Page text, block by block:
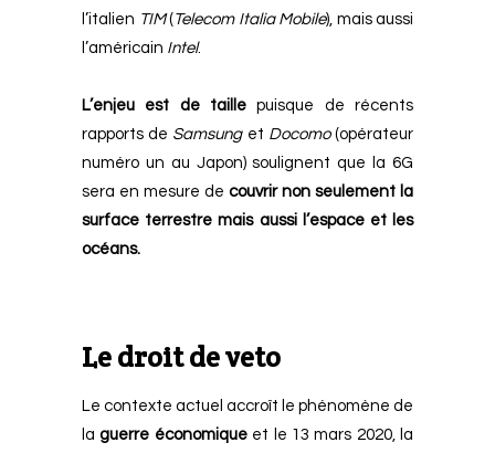
l’italien TIM( Telecom Italia Mobile), mais aussi
l’américain Intel.
L’enjeu est de taille puisque de récents
rapports de Samsunget Docomo(opérateur
numéro un au Japon) soulignent que la 6G
sera en mesure de couvrir non seulement la
surface terrestre mais aussi l’espace et les
océans.
Le droit de veto
Le contexte actuel accroît le phénomène de
laguerre économiqueet le 13 mars 2020, la